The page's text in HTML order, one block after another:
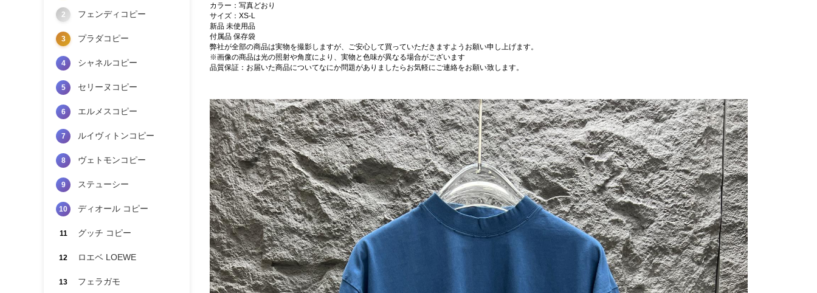
2 フェンディコピー
3 プラダコピー
4 シャネルコピー
5 セリーヌコピー
6 エルメスコピー
7 ルイヴィトンコピー
8 ヴェトモンコピー
9 ステューシー
10 ディオール コピー
11 グッチ コピー
12 ロエベ LOEWE
13 フェラガモ
カラー：写真どおり
サイズ：XS-L
新品 未使用品
付属品 保存袋
弊社が全部の商品は実物を撮影しますが、ご安心して買っていただきますようお願い申し上げます。
※画像の商品は光の照射や角度により、実物と色味が異なる場合がございます
品質保証：お届いた商品についてなにか問題がありましたらお気軽にご連絡をお願い致します。